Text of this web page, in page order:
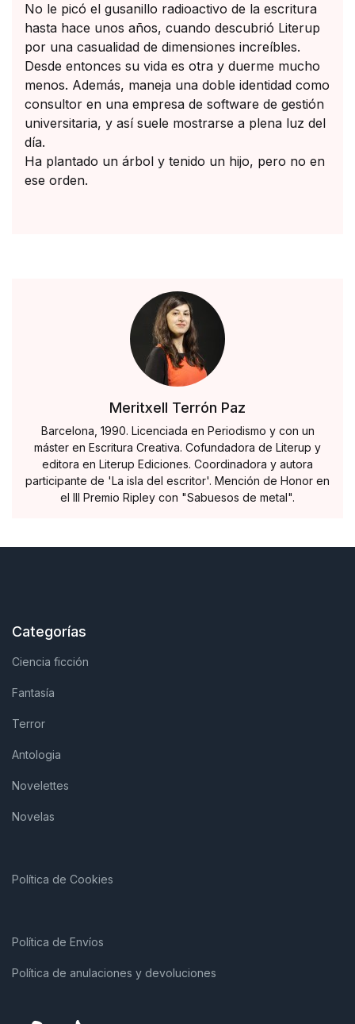
No le picó el gusanillo radioactivo de la escritura
hasta hace unos años, cuando descubrió Literup
por una casualidad de dimensiones increíbles.
Desde entonces su vida es otra y duerme mucho
menos. Además, maneja una doble identidad como
consultor en una empresa de software de gestión
universitaria, y así suele mostrarse a plena luz del
día.
Ha plantado un árbol y tenido un hijo, pero no en
ese orden.
Meritxell Terrón Paz
Barcelona, 1990. Licenciada en Periodismo y con un
máster en Escritura Creativa. Cofundadora de Literup y
editora en Literup Ediciones. Coordinadora y autora
participante de 'La isla del escritor'. Mención de Honor en
el III Premio Ripley con "Sabuesos de metal".
Categorías
Ciencia ficción
Fantasía
Terror
Antologia
Novelettes
Novelas
Política de Cookies
Política de Envíos
Política de anulaciones y devoluciones